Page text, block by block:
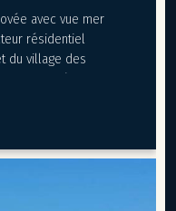
avec vue mer
résidentiel
du village des
Au rez-de-
tout complété par
baignoire + douche
suite parentale avec